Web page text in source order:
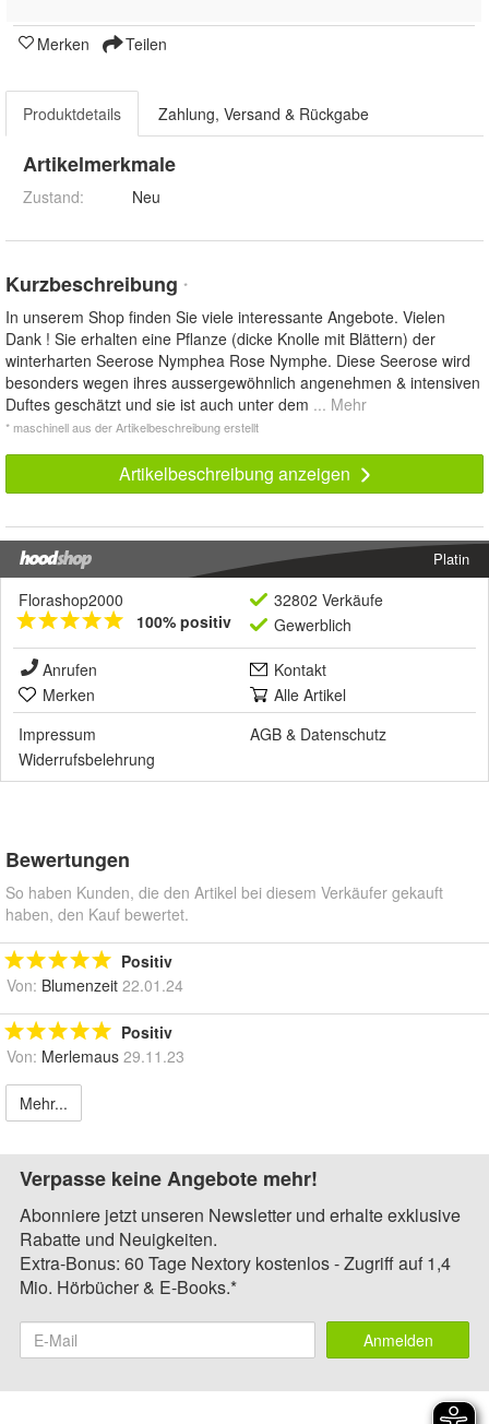
Merken Teilen
Produktdetails Zahlung, Versand & Rückgabe
Artikelmerkmale
Zustand: Neu
Kurzbeschreibung *
In unserem Shop finden Sie viele interessante Angebote. Vielen
Dank ! Sie erhalten eine Pflanze (dicke Knolle mit Blättern) der
winterharten Seerose Nymphea Rose Nymphe. Diese Seerose wird
besonders wegen ihres aussergewöhnlich angenehmen & intensiven
Duftes geschätzt und sie ist auch unter dem ... Mehr
* maschinell aus der Artikelbeschreibung erstellt
Artikelbeschreibung anzeigen
Platin
Florashop2000
100% positiv
32802 Verkäufe
Gewerblich
Anrufen
Kontakt
Merken
Alle Artikel
Impressum
AGB & Datenschutz
Widerrufsbelehrung
Bewertungen
So haben Kunden, die den Artikel bei diesem Verkäufer gekauft
haben, den Kauf bewertet.
Positiv
Von: Blumenzeit 22.01.24
Positiv
Von: Merlemaus 29.11.23
Mehr...
Verpasse keine Angebote mehr!
Abonniere jetzt unseren Newsletter und erhalte exklusive
Rabatte und Neuigkeiten.
Extra-Bonus: 60 Tage Nextory kostenlos - Zugriff auf 1,4
Mio. Hörbücher & E-Books.*
Anmelden